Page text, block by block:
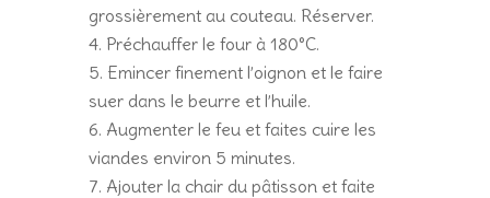
grossièrement au couteau. Réserver.
Préchauffer le four à 180°C.
Emincer finement l’oignon et le faire
suer dans le beurre et l’huile.
Augmenter le feu et faites cuire les
viandes environ 5 minutes.
Ajouter la chair du pâtisson et faite